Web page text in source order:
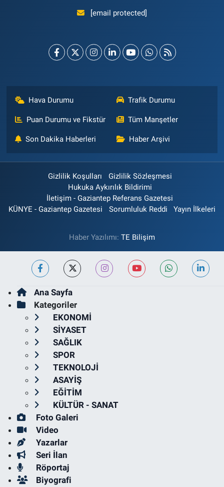
[email protected]
Hava Durumu Trafik Durumu
Puan Durumu ve Fikstür Tüm Manşetler
Son Dakika Haberleri Haber Arşivi
Gizlilik Koşulları
Gizlilik Sözleşmesi
Hukuka Aykırılık Bildirimi
İletişim - Gaziantep Referans Gazetesi
KÜNYE - Gaziantep Gazetesi
Sorumluluk Reddi Yayın İlkeleri
Haber Yazılımı: TE Bilişim
Ana Sayfa
Kategoriler
EKONOMİ
SİYASET
SAĞLIK
SPOR
TEKNOLOJİ
ASAYİŞ
EĞİTİM
KÜLTÜR - SANAT
Foto Galeri
Video
Yazarlar
Seri İlan
Röportaj
Biyografi